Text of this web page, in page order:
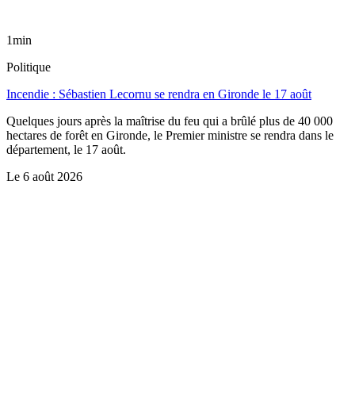
1min
Politique
Incendie : Sébastien Lecornu se rendra en Gironde le 17 août
Quelques jours après la maîtrise du feu qui a brûlé plus de 40 000
hectares de forêt en Gironde, le Premier ministre se rendra dans le
département, le 17 août.
Le 6 août 2026